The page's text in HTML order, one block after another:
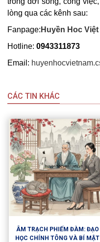
lòng qua các kênh sau:
Fanpage: Huyền Hoc Việt
Hotline: 0943311873
Email:
CÁC TIN KHÁC
ÂM TRẠCH PHIẾM ĐÀM: ĐẠO
HỌC CHÍNH TÔNG VÀ BÍ MẬT